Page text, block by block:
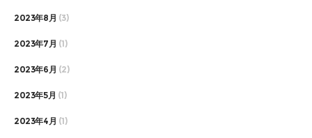
2023年8月 (3)
2023年7月 (1)
2023年6月 (2)
2023年5月 (1)
2023年4月 (1)